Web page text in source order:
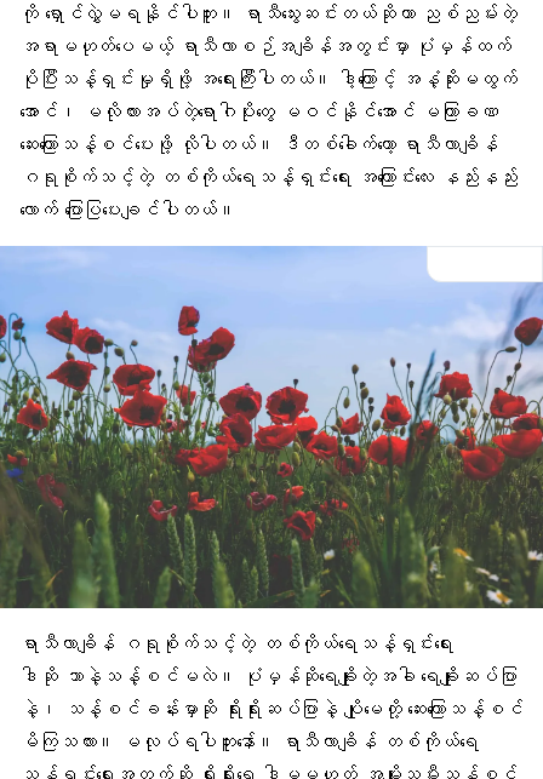
ကို ရှောင်လွှဲမရနိုင်ပါဘူး။ ရာသီသွေးဆင်းတယ်ဆိုတာ ညစ်ညမ်းတဲ့
အရာမဟုတ်ပေမယ့် ရာသီလာစဉ်အချိန်အတွင်းမှာ ပုံမှန်ထက်
ပိုပြီးသန့်ရှင်းမှုရှိဖို့ အရေးကြီးပါတယ်။ ဒါ့ကြောင့် အနံ့ဆိုး မထွက်
အောင်၊ မလိုလားအပ်တဲ့ရောဂါပိုးတွေ မဝင်နိုင်အောင် မကြာခဏ
ဆေးကြောသန့်စင်ပေးဖို့ လိုပါတယ်။ ဒီတစ်ခေါက်တော့ ရာသီလာချိန်
ဂရုစိုက်သင့်တဲ့ တစ်ကိုယ်ရေသန့်ရှင်းရေး အကြောင်းလေး နည်းနည်း
လောက် ပြောပြပေးချင်ပါတယ်။
ရာသီလာချိန် ဂရုစိုက်သင့်တဲ့ တစ်ကိုယ်ရေသန့်ရှင်းရေး
ဒါဆို ဘာနဲ့သန့်စင်မလဲ။ ပုံမှန်ဆိုရေချိုးတဲ့အခါ ရေချိုးဆပ်ပြာ
နဲ့၊ သန့်စင်ခန်းမှာဆို ရိုးရိုးဆပ်ပြာနဲ့ ပျိုမေတို့ ဆေးကြောသန့်စင်
မိကြသလား။ မလုပ်ရပါဘူးနော်။ ရာသီလာချိန် တစ်ကိုယ်ရေ
သန့်ရှင်းရေးအတွက်ဆို ရိးရိုးရေ ဒါမှမဟုတ် အမျိုးသမီးသန့်စင်